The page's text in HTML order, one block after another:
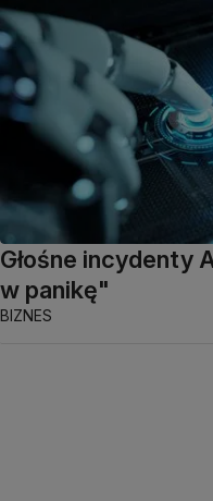
Głośne incydenty
w panikę"
BIZNES